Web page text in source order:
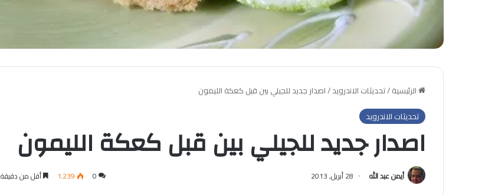
الرئيسية/تحديثات الاندرويد/اصدار جديد للجيلي بين قبل كعكة الليمون
تحديثات الاندرويد
اصدار جديد للجيلي بين قبل كعكة الليمون
أيمن عبد الله 28 أبريل, 2013 0 1٬239 أقل من دقيقة